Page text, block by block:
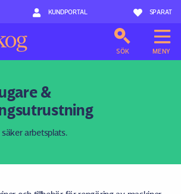
Hoppa till innehåll
KUNDPORTAL SPARAT
SÖK MENY
&
arbetsplats.